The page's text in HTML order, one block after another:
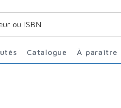
Catalogue À paraître